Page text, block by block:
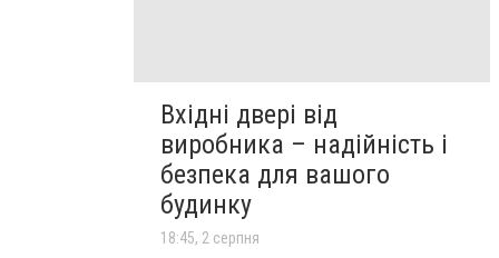
Вхідні двері від
виробника – надійність і
безпека для вашого
будинку
18:45, 2 серпня